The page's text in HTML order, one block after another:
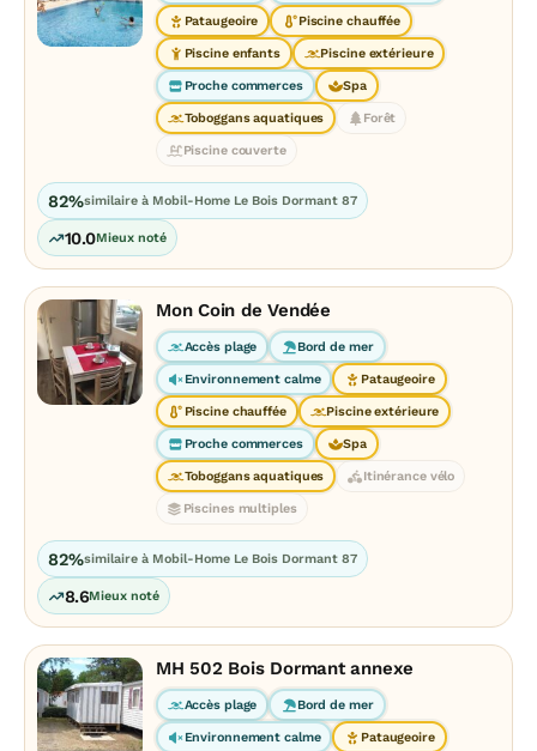
Pataugeoire Piscine chauffée
Piscine enfants Piscine extérieure
Proche commerces Spa
Toboggans aquatiques Forêt
Piscine couverte
82%similaire à Mobil-Home Le Bois Dormant 87
10.0Mieux noté
Mon Coin de Vendée
Accès plage Bord de mer
Environnement calme Pataugeoire
Piscine chauffée Piscine extérieure
Proche commerces Spa
Toboggans aquatiques Itinérance vélo
Piscines multiples
82%similaire à Mobil-Home Le Bois Dormant 87
8.6Mieux noté
MH 502 Bois Dormant annexe
Accès plage Bord de mer
Environnement calme Pataugeoire